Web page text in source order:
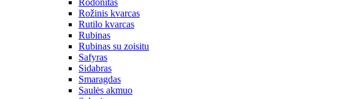
Rodonitas
Rožinis kvarcas
Rutilo kvarcas
Rubinas
Rubinas su zoisitu
Safyras
Sidabras
Smaragdas
Saulės akmuo